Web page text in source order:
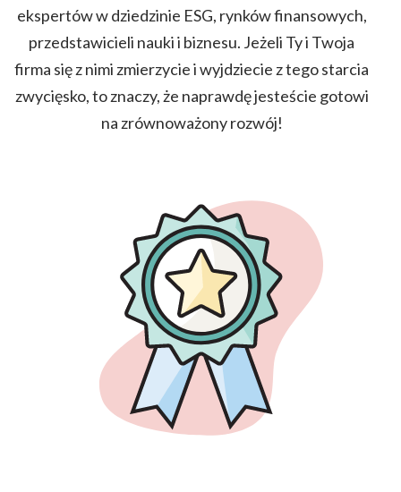
ekspertów w dziedzinie ESG, rynków finansowych,
przedstawicieli nauki i biznesu. Jeżeli Ty i Twoja
firma się z nimi zmierzycie i wyjdziecie z tego starcia
zwycięsko, to znaczy, że naprawdę jesteście gotowi
na zrównoważony rozwój!